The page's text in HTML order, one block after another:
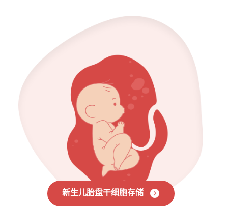
新生儿胎盘干细胞存储